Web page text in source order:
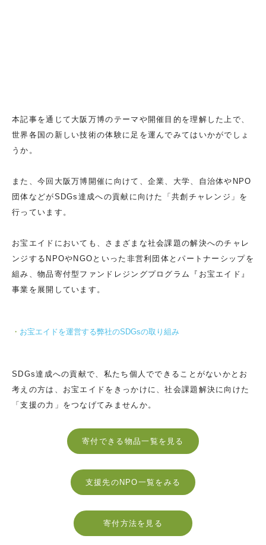
本記事を通じて大阪万博のテーマや開催目的を理解した上で、
世界各国の新しい技術の体験に足を運んでみてはいかがでしょ
うか。
また、今回大阪万博開催に向けて、企業、大学、自治体やNPO
団体などがSDGs達成への貢献に向けた「共創チャレンジ」を
行っています。
お宝エイドにおいても、さまざまな社会課題の解決へのチャレ
ンジするNPOやNGOといった非営利団体とパートナーシップを
組み、物品寄付型ファンドレジングプログラム『お宝エイド』
事業を展開しています。
お宝エイドを運営する弊社のSDGsの取り組み
SDGs達成への貢献で、私たち個人でできることがないかとお
考えの方は、お宝エイドをきっかけに、社会課題解決に向けた
「支援の力」をつなげてみませんか。
寄付できる物品一覧を見る
支援先のNPO一覧をみる
寄付方法を見る